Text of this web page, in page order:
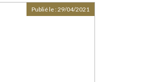
Publié le :29/04/2021